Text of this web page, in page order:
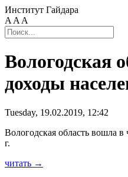
Институт Гайдара
A A A
Вологодская
доходы
Tuesday, 19.02.2019, 12:42
Вологодская область вошла
г.
читать →